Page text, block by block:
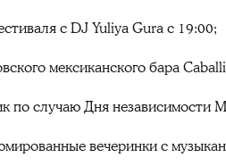
с DJ Yuliya Guraс 19:00;
мексиканскогобара
по случаю Днянезависимости
вечеринки с